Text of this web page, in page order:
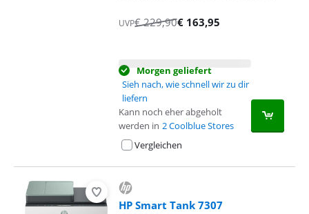
UVP€229,90€ 163,95
Morgen geliefert
Sieh nach, wie schnell wir zu dir
liefern
Kann noch eher abgeholt
werden in 2 Coolblue Stores
Vergleichen
HP Smart Tank 7307